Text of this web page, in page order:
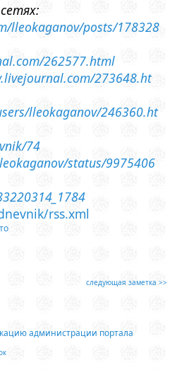
lleokaganov/posts/178328
262577.html
273648.ht
lleokaganov/246360.ht
74
status/9975406
rss.xml
следующая заметка >>
администрации портала